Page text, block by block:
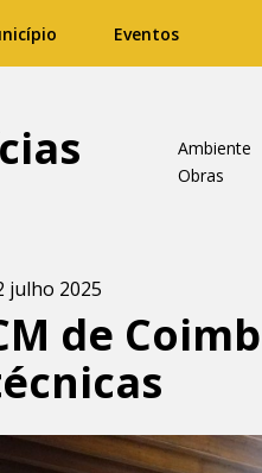
Eventos
Ambiente
Obras
julho 2025
de